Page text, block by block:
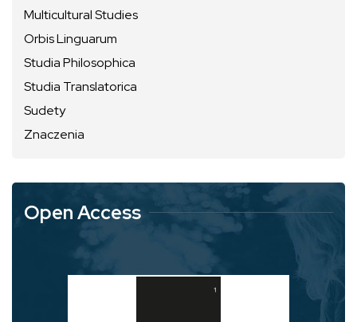
Multicultural Studies
Orbis Linguarum
Studia Philosophica
Studia Translatorica
Sudety
Znaczenia
Open Access